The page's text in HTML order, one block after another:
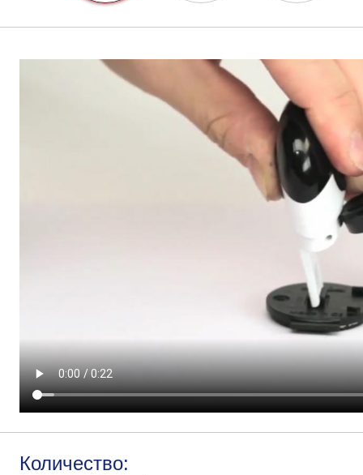
Количество: